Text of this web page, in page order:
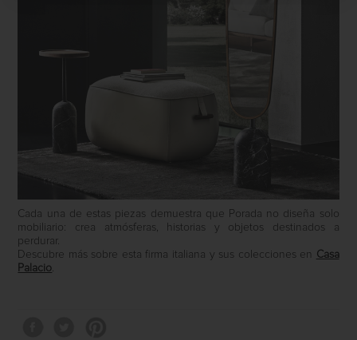
Cada una de estas piezas demuestra que Porada no diseña solo
mobiliario: crea atmósferas, historias y objetos destinados a
perdurar.
Descubre más sobre esta firma italiana y sus colecciones en Casa
Palacio.